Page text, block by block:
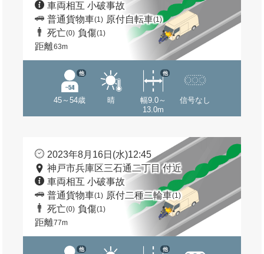
車両相互 小破事故
普通貨物車(1) 原付自転車(1)
死亡(0) 負傷(1)
距離63m
45～54歳
他
晴
幅9.0～
13.0m
他
信号なし
2023年8月16日(水)12:45
神戸市兵庫区三石通二丁目 付近
車両相互 小破事故
普通貨物車(1) 原付二種二輪車(1)
死亡(0) 負傷(1)
距離77m
他 他